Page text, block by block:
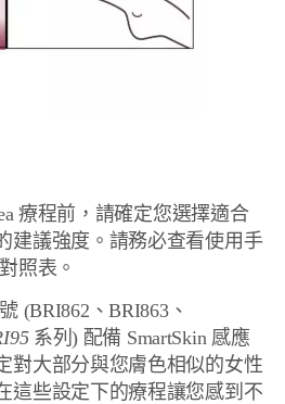
療程前，請確定您選擇適合
建議強度。請務必查看使用手
照表。
(BRI862、BRI863、
系列) 配備 SmartSkin 感應
對大部分與您膚色相似的女性
這些設定下的療程讓您感到不